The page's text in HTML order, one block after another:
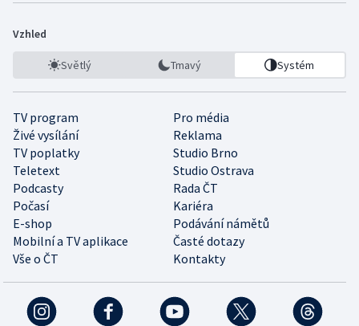
Vzhled
Světlý Tmavý Systém
TV program
Pro média
Živé vysílání
Reklama
TV poplatky
Studio Brno
Teletext
Studio Ostrava
Podcasty
Rada ČT
Počasí
Kariéra
E-shop
Podávání námětů
Mobilní a TV aplikace
Časté dotazy
Vše o ČT
Kontakty